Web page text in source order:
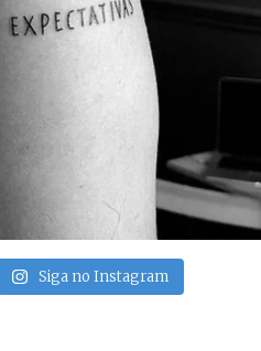
Siga no Instagram